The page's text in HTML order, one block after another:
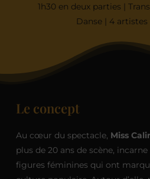
1h30 en deux parties |
Danse | 4 artistes
Le concept
Au cœur du spectacle, Miss
plus de 20 ans de scène,
figures féminines qui ont